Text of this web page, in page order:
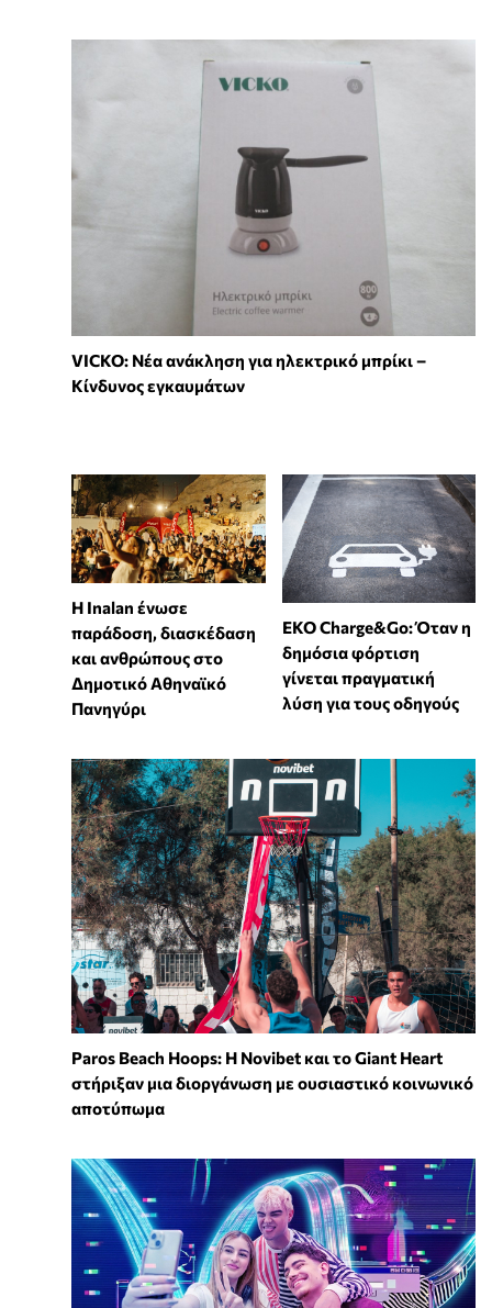
VICKO: Νέα ανάκληση για ηλεκτρικό μπρίκι –
Κίνδυνος εγκαυμάτων
Η Inalan ένωσε
παράδοση, διασκέδαση
και ανθρώπους στο
Δημοτικό Αθηναϊκό
Πανηγύρι
EKO Charge&Go: Όταν η
δημόσια φόρτιση
γίνεται πραγματική
λύση για τους οδηγούς
Paros Beach Hoops: Η Novibet και το Giant Heart
στήριξαν μια διοργάνωση με ουσιαστικό κοινωνικό
αποτύπωμα